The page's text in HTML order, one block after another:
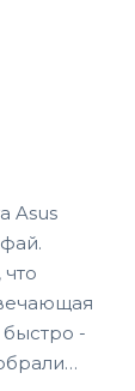
Asus
-